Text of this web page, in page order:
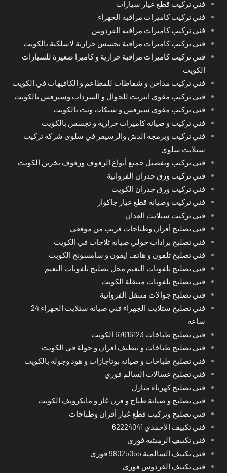
فني تركيب قطع غيار سيارات
فني تركيب كاميرات مراقبة الجهراء
فني تركيب كاميرات مراقبة الفردوس
فني تركيب كاميرات مراقبة تجسس حرارية لاسلكية بالكويت
فني تركيب كاميرات مراقبة حرارية و كاميرا صغيرة للسيارات
الكويت
فني تركيب مداخن و شفاطات للمطاعم و الكافيهات في الكويت
فني تركيب مقوي انترنت للجوال و السرداب وسيرفس بالكويت
فني تركيب مقوي سيرفس و شبكات ونت بالكويت
فني تركيب و صيانة كاميرات حرارية و تجسس بالكويت
فني تركيب وبرمجة الدش والرسيفر في سلوى شركة تركيب
ستلايت سلوى
فني تركيب وتفصيل جميع أنواع الرفوف ورفوف تخزين الكويت
فني تركيب ورق جدران الفروانية
فني تركيب ورق جدران الكويت
فني تركيب وصيانة قطع غيار جاكوار
فني تركيت ستلايت العدان
فني تصليح أفران وطباخات قريب من موقعي
فني تصليح برادات حولي صيانة ثلاجات في الكويت
فني تصليح تلفون و هاتف ايفون و سامسونج الكويت
فني تصليح تلفونات النعيم محل تصليح تلفونات النعيم
فني تصليح تلفونات متنقلة الكويت
فني تصليح جوالات متنقل الفروانية
فني تصليح ستلايت الجهراء فني صيانة ستلايت الجهراء 24
ساعة
فني تصليح طباخات 67616123 الكويت
فني تصليح طباخات و تنظيف افران و جولة في الكويت
فني تصليح طباخات و صيانة بوتاجازات و هود وجولة بالكويت
فني تصليح غسالات السالم فوري
فني تصليح كهرباء منازل
فني تصليح و صيانة طباخ و فرن غاز و مايكرويف الكويت
فني تصليح وتركيب قطع غيار أفران وطباخات
فني تكييف الأحمدي 62224041
فني تكييف الرميثية فوري
فني تكييف السالمية 98025055 فوري
فني تكييف الفردوس فوري